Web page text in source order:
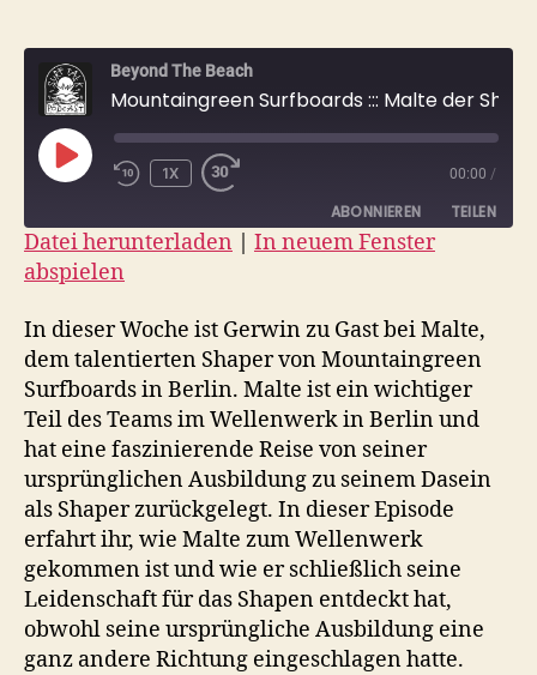
Beyond The Beach
PLAY
EPISODE
1X 00:00 /
ABONNIEREN TEILEN
TEILEN
LINK
EMBED
Datei herunterladen
In neuem Fenster
abspielen
In dieser Woche ist Gerwin zu Gast bei Malte,
dem talentierten Shaper von Mountaingreen
Surfboards in Berlin. Malte ist ein wichtiger
Teil des Teams im Wellenwerk in Berlin und
hat eine faszinierende Reise von seiner
ursprünglichen Ausbildung zu seinem Dasein
als Shaper zurückgelegt. In dieser Episode
erfahrt ihr, wie Malte zum Wellenwerk
gekommen ist und wie er schließlich seine
Leidenschaft für das Shapen entdeckt hat,
obwohl seine ursprüngliche Ausbildung eine
ganz andere Richtung eingeschlagen hatte.